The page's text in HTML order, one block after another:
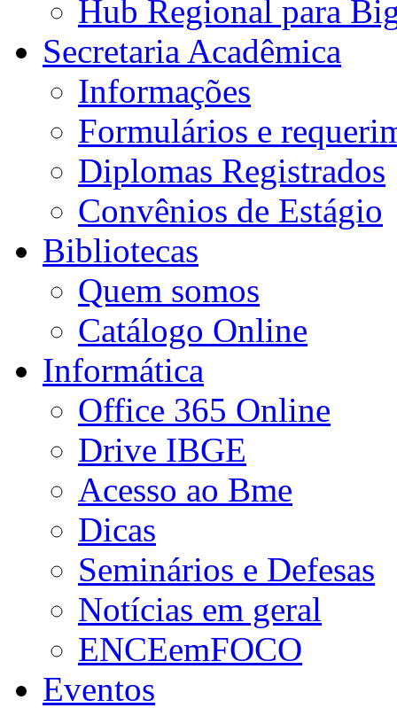
Hub Regional para
Secretaria Acadêmica
Informações
Formulários e
Diplomas Registrados
Convênios de Estágio
Bibliotecas
Quem somos
Catálogo Online
Informática
Office 365 Online
Drive IBGE
Acesso ao Bme
Dicas
Seminários e Defesas
Notícias em geral
ENCEemFOCO
Eventos